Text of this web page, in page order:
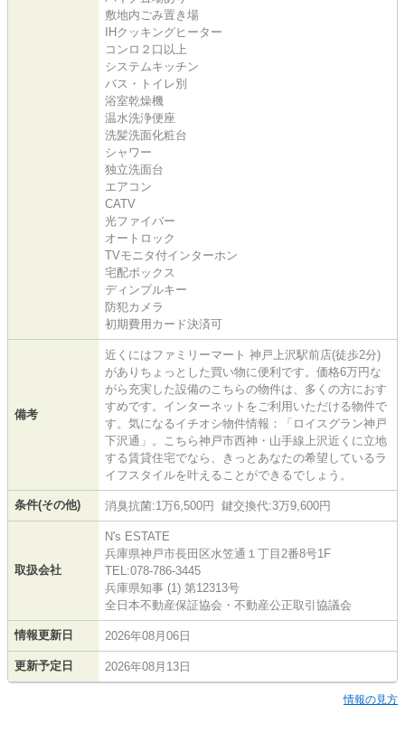
敷地内ごみ置き場
IHクッキングヒーター
コンロ２口以上
システムキッチン
バス・トイレ別
浴室乾燥機
温水洗浄便座
洗髪洗面化粧台
シャワー
独立洗面台
エアコン
CATV
光ファイバー
オートロック
TVモニタ付インターホン
宅配ボックス
ディンプルキー
防犯カメラ
初期費用カード決済可
備考
近くにはファミリーマート 神戸上沢駅前店(徒歩2分)
がありちょっとした買い物に便利です。価格6万円な
がら充実した設備のこちらの物件は、多くの方におす
すめです。インターネットをご利用いただける物件で
す。気になるイチオシ物件情報：「ロイスグラン神戸
下沢通」。こちら神戸市西神・山手線上沢近くに立地
する賃貸住宅でなら、きっとあなたの希望しているラ
イフスタイルを叶えることができるでしょう。
条件(その他) 消臭抗菌:1万6,500円 鍵交換代:3万9,600円
取扱会社
N's ESTATE
兵庫県神戸市長田区水笠通１丁目2番8号1F
TEL:078-786-3445
兵庫県知事 (1) 第12313号
全日本不動産保証協会・不動産公正取引協議会
情報更新日 2026年08月06日
更新予定日 2026年08月13日
情報の見方